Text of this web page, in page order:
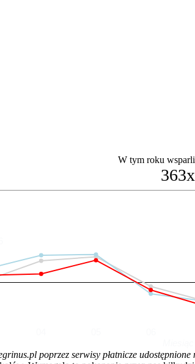
W tym roku
363x
poprzez serwisy płatnicze udostępnione